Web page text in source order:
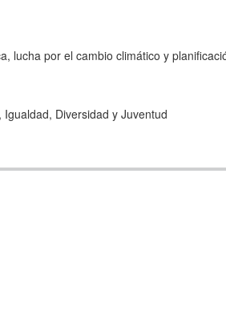
lucha por el cambio climático y
Igualdad, Diversidad y Juventud